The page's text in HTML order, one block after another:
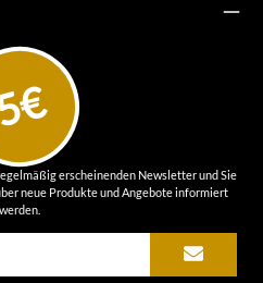
erscheinenden Newsletter und Sie
neue Produkte und Angebote informiert
werden.